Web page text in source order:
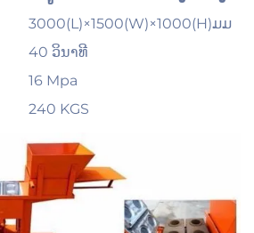
3000(L)×1500(W)×1000(H)ມມ
40 ວິນາທີ
16 Mpa
240 KGS